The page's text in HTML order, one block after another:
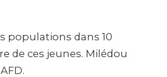
populations dans 10
de ces jeunes. Milédou